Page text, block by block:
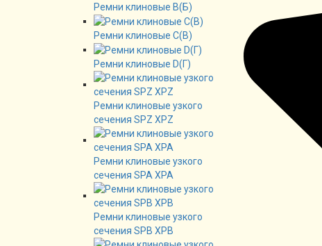
Ремни клиновые В(Б)
Ремни клиновые C(B)
Ремни клиновые D(Г)
Ремни клиновые узкого
сечения SPZ XPZ
Ремни клиновые узкого
сечения SPA XPA
Ремни клиновые узкого
сечения SPB XPB